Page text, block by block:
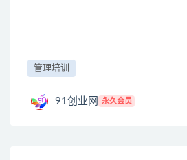
管理培训
91创业网 永久会员